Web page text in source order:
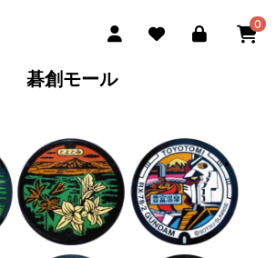
0
碁創モール